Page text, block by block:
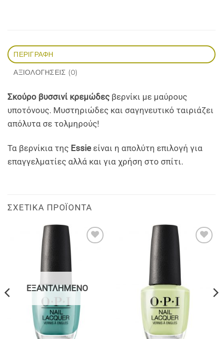
ΠΕΡΙΓΡΑΦΉ
ΑΞΙΟΛΟΓΉΣΕΙΣ (0)
Σκούρο βυσσινί κρεμώδες βερνίκι με μαύρους
υποτόνους. Μυστηριώδες και σαγηνευτικό ταιριάζει
απόλυτα σε τολμηρούς!
Τα βερνίκια της Essie είναι η απολύτη επιλογή για
επαγγελματίες αλλά και για χρήση στο σπίτι.
ΣΧΕΤΙΚΆ ΠΡΟΪΌΝΤΑ
ΕΞΑΝΤΛΗΜΈΝΟ